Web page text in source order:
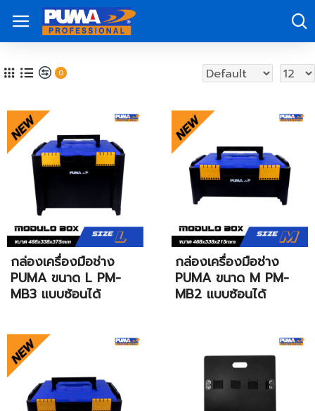
0
กล่องเครื่องมือช่าง
PUMA ขนาด L PM-
MB3 แบบซ้อนได้
กล่องเครื่องมือช่าง
PUMA ขนาด M PM-
MB2 แบบซ้อนได้